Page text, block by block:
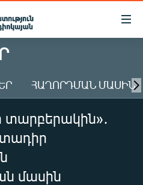
ՀԱՂՈՐԴՄԱՆ ՄԱՍԻՆ
տարբերակին»․
մասին